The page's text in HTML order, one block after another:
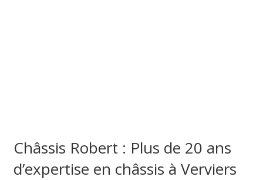
Châssis Robert : Plus de 20 ans
d’expertise en châssis à Verviers